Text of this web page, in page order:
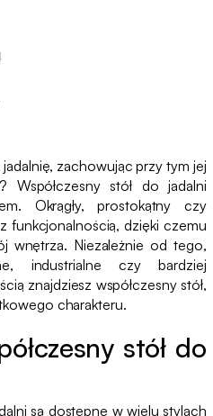
zachowując przy tym jej
Współczesny stół do jadalni
Okrągły, prostokątny czy
funkcjonalnością, dzięki czemu
wnętrza. Niezależnie od tego,
industrialne czy bardziej
znajdziesz współczesny stół,
charakteru.
stół do
są dostępne w wielu stylach